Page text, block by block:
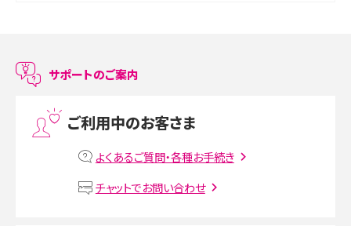
LINEで友だちを削除する方法は？方法ごとの影響や復活・復元する方法も解説
MNOとは？MVNOやMVNEとの違いやメリット・デメリットを解説
VPN接続とは？仕組みや必要性、メリット・デメリット、接続方法を解説
サポートのご案内
ご利用中のお客さま
よくあるご質問・各種お手続き
チャットでお問い合わせ